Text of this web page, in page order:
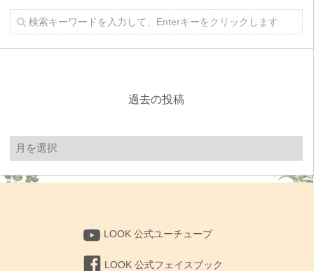
過去の投稿
去
投
LOOK 公式ユーチューブ
LOOK 公式フェイスブック